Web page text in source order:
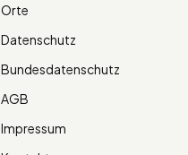
Orte
Datenschutz
Bundesdatenschutz
AGB
Impressum